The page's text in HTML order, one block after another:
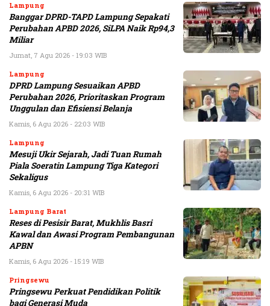
Lampung
Banggar DPRD-TAPD Lampung Sepakati
Perubahan APBD 2026, SiLPA Naik Rp94,3
Miliar
Jumat, 7 Agu 2026 - 19:03 WIB
Lampung
DPRD Lampung Sesuaikan APBD
Perubahan 2026, Prioritaskan Program
Unggulan dan Efisiensi Belanja
Kamis, 6 Agu 2026 - 22:03 WIB
Lampung
Mesuji Ukir Sejarah, Jadi Tuan Rumah
Piala Soeratin Lampung Tiga Kategori
Sekaligus
Kamis, 6 Agu 2026 - 20:31 WIB
Lampung Barat
Reses di Pesisir Barat, Mukhlis Basri
Kawal dan Awasi Program Pembangunan
APBN
Kamis, 6 Agu 2026 - 15:19 WIB
Pringsewu
Pringsewu Perkuat Pendidikan Politik
bagi Generasi Muda